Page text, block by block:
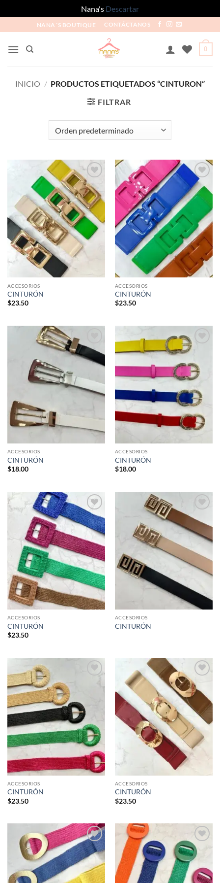
Nana's Descartar
NANA´S BOUTIQUE CONTÁCTANOS
0
INICIO / PRODUCTOS ETIQUETADOS “CINTURON”
FILTRAR
Añadir
a la
lista de
deseos
ACCESORIOS
CINTURÓN
$23.50
Añadir
a la
lista de
ACCESORIOS
CINTURÓN
$23.50
Añadir
a la
lista de
ACCESORIOS
CINTURÓN
$18.00
Añadir
lista de
deseos
ACCESORIOS
CINTURÓN
$18.00
Añadir
a la
lista de
deseos
ACCESORIOS
CINTURÓN
$23.50
Añadir
a la
lista de
deseos
ACCESORIOS
CINTURÓN
Añadir
ACCESORIOS
CINTURÓN
$23.50
Añadir
a la
lista de
ACCESORIOS
CINTURÓN
$23.50
Añadir
a la
lista de
deseos
Añadir
a la
lista de
deseos